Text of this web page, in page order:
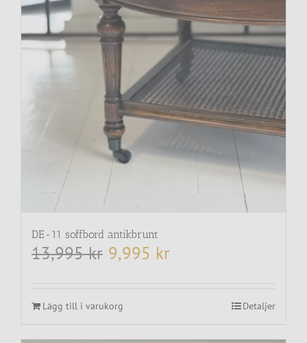
DE-11 soffbord antikbrunt
13,995kr Det
ursprungliga
13,995 kr.
9,995 kr
Lägg till i varukorg Detaljer